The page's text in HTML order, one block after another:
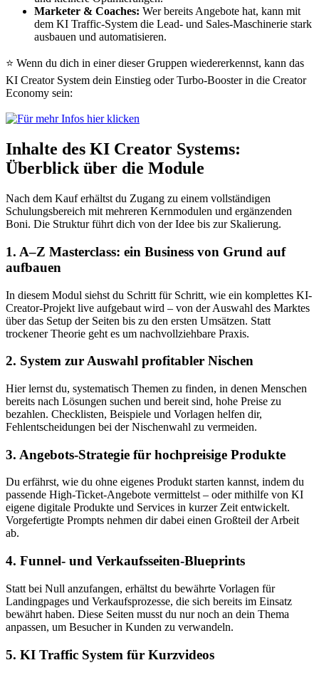
Marketer & Coaches: Wer bereits Angebote hat, kann mit
dem KI Traffic-System die Lead- und Sales-Maschinerie stark
ausbauen und automatisieren.
⭐ Wenn du dich in einer dieser Gruppen wiedererkennst, kann das
KI Creator System dein Einstieg oder Turbo-Booster in die Creator
Economy sein:
Inhalte des KI Creator Systems:
Überblick über die Module
Nach dem Kauf erhältst du Zugang zu einem vollständigen
Schulungsbereich mit mehreren Kernmodulen und ergänzenden
Boni. Die Struktur führt dich von der Idee bis zur Skalierung.
1. A–Z Masterclass: ein Business von Grund auf
aufbauen
In diesem Modul siehst du Schritt für Schritt, wie ein komplettes KI-
Creator-Projekt live aufgebaut wird – von der Auswahl des Marktes
über das Setup der Seiten bis zu den ersten Umsätzen. Statt
trockener Theorie geht es um nachvollziehbare Praxis.
2. System zur Auswahl profitabler Nischen
Hier lernst du, systematisch Themen zu finden, in denen Menschen
bereits nach Lösungen suchen und bereit sind, hohe Preise zu
bezahlen. Checklisten, Beispiele und Vorlagen helfen dir,
Fehlentscheidungen bei der Nischenwahl zu vermeiden.
3. Angebots-Strategie für hochpreisige Produkte
Du erfährst, wie du ohne eigenes Produkt starten kannst, indem du
passende High-Ticket-Angebote vermittelst – oder mithilfe von KI
eigene digitale Produkte und Services in kurzer Zeit entwickelt.
Vorgefertigte Prompts nehmen dir dabei einen Großteil der Arbeit
ab.
4. Funnel- und Verkaufsseiten-Blueprints
Statt bei Null anzufangen, erhältst du bewährte Vorlagen für
Landingpages und Verkaufsprozesse, die sich bereits im Einsatz
bewährt haben. Diese Seiten musst du nur noch an dein Thema
anpassen, um Besucher in Kunden zu verwandeln.
5. KI Traffic System für Kurzvideos